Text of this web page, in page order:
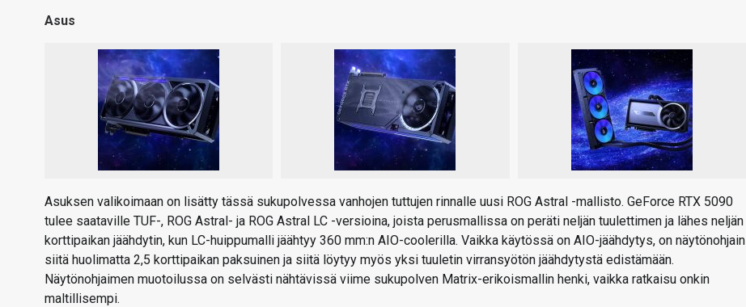
Asus
Asuksen valikoimaan on lisätty tässä sukupolvessa vanhojen tuttujen rinnalle uusi ROG Astral -mallisto. GeForce RTX 5090
tulee saataville TUF-, ROG Astral- ja ROG Astral LC -versioina, joista perusmallissa on peräti neljän tuulettimen ja lähes neljän
korttipaikan jäähdytin, kun LC-huippumalli jäähtyy 360 mm:n AIO-coolerilla. Vaikka käytössä on AIO-jäähdytys, on näytönohjain
siitä huolimatta 2,5 korttipaikan paksuinen ja siitä löytyy myös yksi tuuletin virransyötön jäähdytystä edistämään.
Näytönohjaimen muotoilussa on selvästi nähtävissä viime sukupolven Matrix-erikoismallin henki, vaikka ratkaisu onkin
maltillisempi.